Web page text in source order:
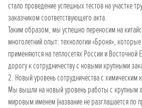
стало проведение успешных тестов на участке
заказчиком соответствующего акта.
Таким образом, мы успешно переносим на
многолетний опыт: технологии «Броня»,
применяются на теплосетях России и
дорогу к сотрудничеству с новыми крупными
2. Новый уровень сотрудничества с химическим
Мы вышли на новый уровень работы с крупным
мировым именем (название не разглашается по